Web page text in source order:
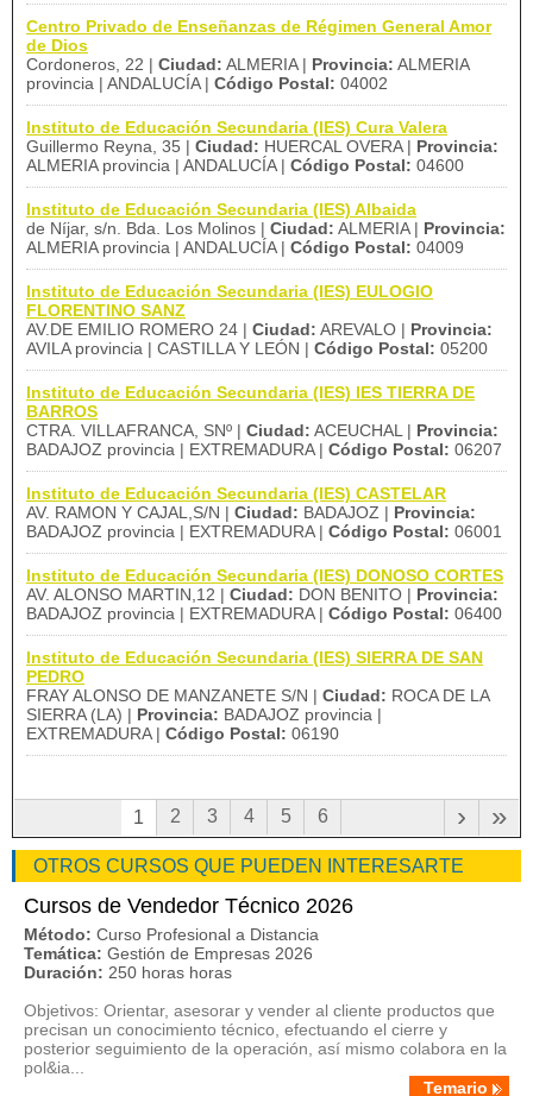
Centro Privado de Enseñanzas de Régimen General Amor
de Dios
Cordoneros, 22 | Ciudad: ALMERIA | Provincia: ALMERIA
provincia | ANDALUCÍA | Código Postal: 04002
Instituto de Educación Secundaria (IES) Cura Valera
Guillermo Reyna, 35 | Ciudad: HUERCAL OVERA | Provincia:
ALMERIA provincia | ANDALUCÍA | Código Postal: 04600
Instituto de Educación Secundaria (IES) Albaida
de Níjar, s/n. Bda. Los Molinos | Ciudad: ALMERIA | Provincia:
ALMERIA provincia | ANDALUCÍA | Código Postal: 04009
Instituto de Educación Secundaria (IES) EULOGIO
FLORENTINO SANZ
AV.DE EMILIO ROMERO 24 | Ciudad: AREVALO | Provincia:
AVILA provincia | CASTILLA Y LEÓN | Código Postal: 05200
Instituto de Educación Secundaria (IES) IES TIERRA DE
BARROS
CTRA. VILLAFRANCA, SNº | Ciudad: ACEUCHAL | Provincia:
BADAJOZ provincia | EXTREMADURA | Código Postal: 06207
Instituto de Educación Secundaria (IES) CASTELAR
AV. RAMON Y CAJAL,S/N | Ciudad: BADAJOZ | Provincia:
BADAJOZ provincia | EXTREMADURA | Código Postal: 06001
Instituto de Educación Secundaria (IES) DONOSO CORTES
AV. ALONSO MARTIN,12 | Ciudad: DON BENITO | Provincia:
BADAJOZ provincia | EXTREMADURA | Código Postal: 06400
Instituto de Educación Secundaria (IES) SIERRA DE SAN
PEDRO
FRAY ALONSO DE MANZANETE S/N | Ciudad: ROCA DE LA
SIERRA (LA) | Provincia: BADAJOZ provincia |
EXTREMADURA | Código Postal: 06190
1 2 3 4 5 6 »
›
OTROS CURSOS QUE PUEDEN INTERESARTE
Cursos de Vendedor Técnico 2026
Método: Curso Profesional a Distancia
Temática: Gestión de Empresas 2026
Duración: 250 horas horas
Objetivos: Orientar, asesorar y vender al cliente productos que
precisan un conocimiento técnico, efectuando el cierre y
posterior seguimiento de la operación, así mismo colabora en la
pol&ia...
Temario